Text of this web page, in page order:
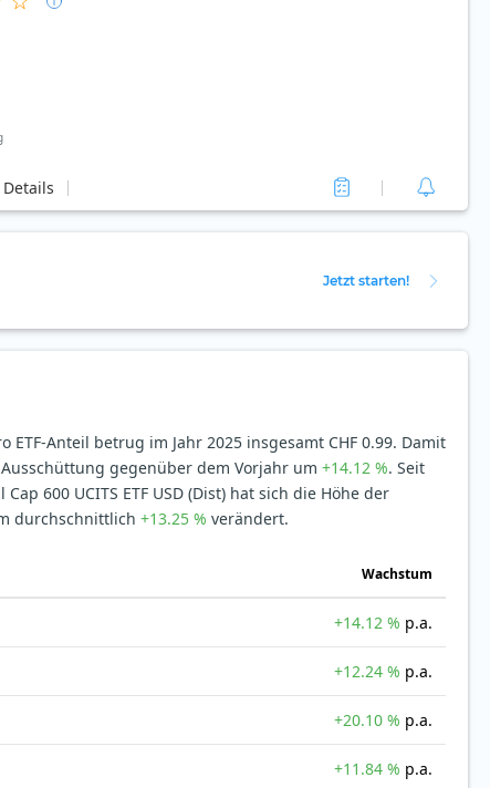
Jetzt starten!
ETF-Anteil betrug im Jahr 2025 insgesamt CHF 0.99. Damit
gegenüber dem Vorjahr um +14.12 %. Seit
600 UCITS ETF USD (Dist) hat sich die Höhe der
durchschnittlich +13.25 % verändert.
Wachstum
+14.12 % p.a.
+12.24 % p.a.
+20.10 % p.a.
+11.84 % p.a.